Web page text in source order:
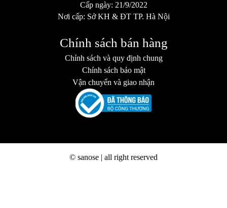
Cấp ngày: 21/9/2022
Nơi cấp: Sở KH & ĐT TP. Hà Nội
Chính sách bán hàng
Chính sách và quy định chung
Chính sách bảo mật
Vận chuyển và giao nhận
© sanose | all right reserved